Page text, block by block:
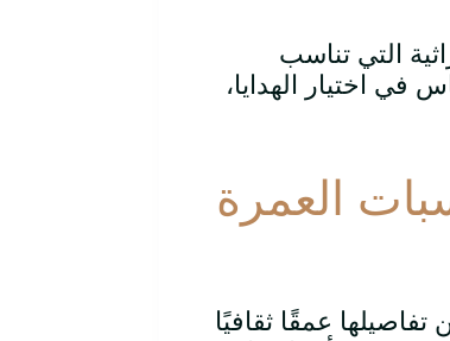
التي تناسب
في اختيار الهدايا،
العمرة
عمقًا ثقافيًا